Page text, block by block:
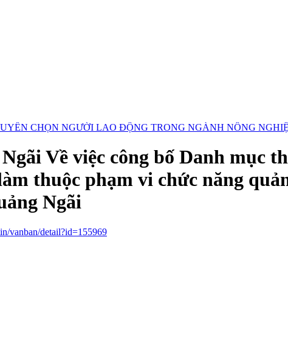
NGƯỜI LAO ĐỘNG TRONG NGÀNH NÔNG NGHIỆP,
Về việc công bố Danh mục
thuộc phạm vi chức năng
Ngãi
vanban/detail?id=155969